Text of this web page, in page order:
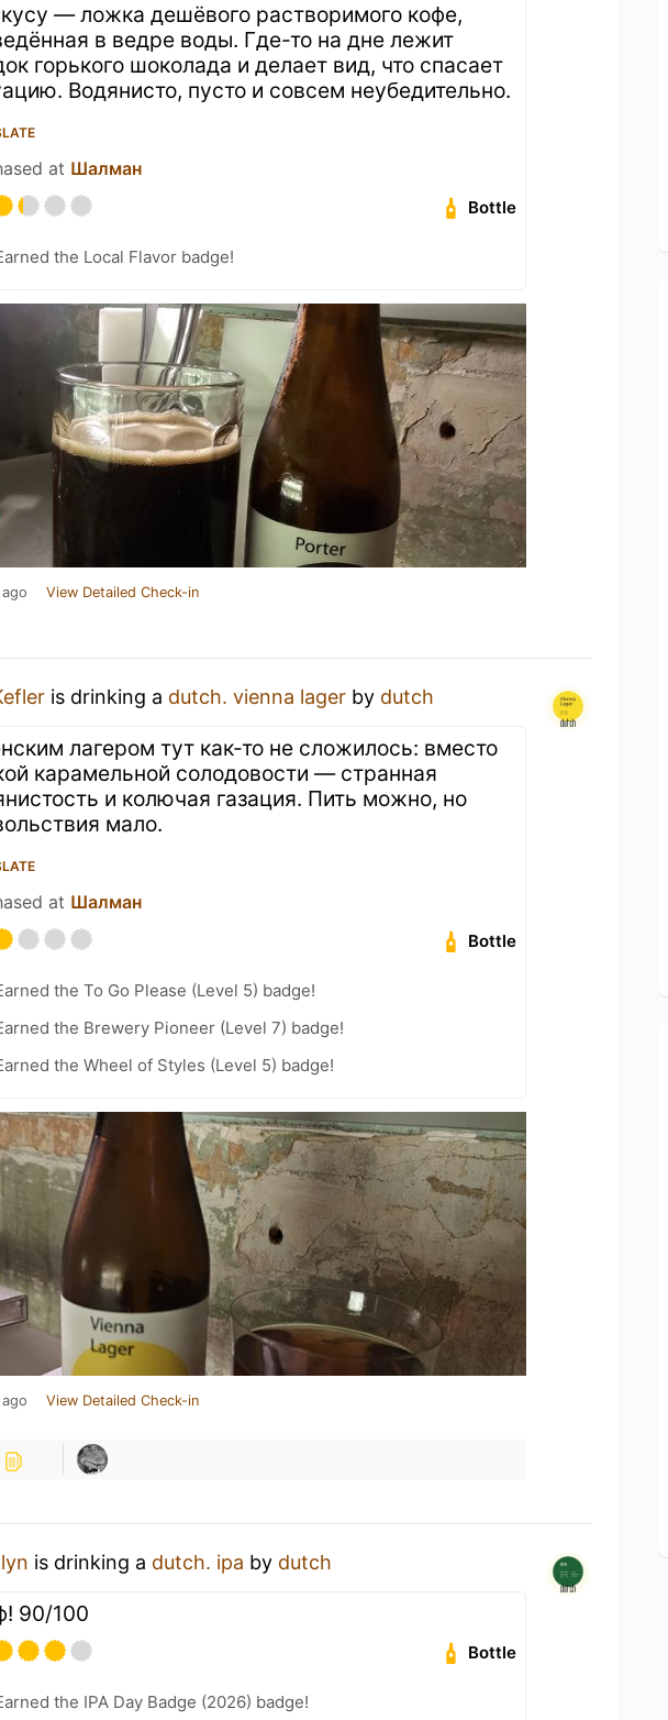
— ложка дешёвого растворимого кофе,
в ведре воды. Где-то на дне лежит
горького шоколада и делает вид, что спасает
Водянисто, пусто и совсем неубедительно.
at Шалман
Bottle
the Local Flavor badge!
View Detailed Check-in
is drinking a dutch. vienna lager by dutch
лагером тут как-то не сложилось: вместо
карамельной солодовости — странная
и колючая газация. Пить можно, но
мало.
at Шалман
Bottle
the To Go Please (Level 5) badge!
the Brewery Pioneer (Level 7) badge!
the Wheel of Styles (Level 5) badge!
View Detailed Check-in
is drinking a dutch. ipa by dutch
90/100
Bottle
the IPA Day Badge (2026) badge!